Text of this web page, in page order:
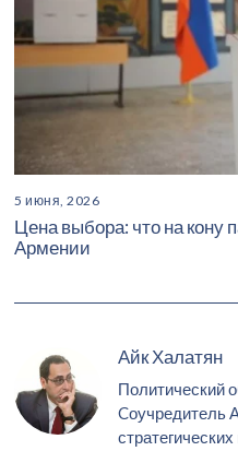
5 июня, 2026
Цена выбора: что на кону
Армении
Айк Халатян
Политический
Cоучредитель